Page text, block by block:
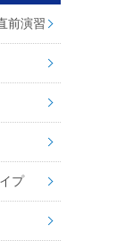
前演習
プ